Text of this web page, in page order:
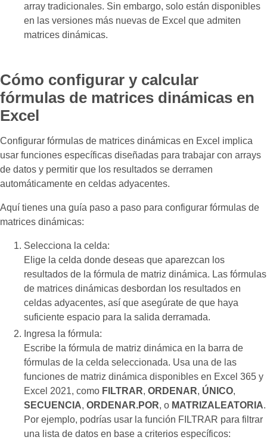
array tradicionales. Sin embargo, solo están disponibles
en las versiones más nuevas de Excel que admiten
matrices dinámicas.
Cómo configurar y calcular
fórmulas de matrices dinámicas en
Excel
Configurar fórmulas de matrices dinámicas en Excel implica
usar funciones específicas diseñadas para trabajar con arrays
de datos y permitir que los resultados se derramen
automáticamente en celdas adyacentes.
Aquí tienes una guía paso a paso para configurar fórmulas de
matrices dinámicas:
Selecciona la celda:
Elige la celda donde deseas que aparezcan los
resultados de la fórmula de matriz dinámica. Las fórmulas
de matrices dinámicas desbordan los resultados en
celdas adyacentes, así que asegúrate de que haya
suficiente espacio para la salida derramada.
Ingresa la fórmula:
Escribe la fórmula de matriz dinámica en la barra de
fórmulas de la celda seleccionada. Usa una de las
funciones de matriz dinámica disponibles en Excel 365 y
Excel 2021, como FILTRAR, ORDENAR, ÚNICO,
SECUENCIA, ORDENAR.POR, o MATRIZALEATORIA.
Por ejemplo, podrías usar la función FILTRAR para filtrar
una lista de datos en base a criterios específicos: